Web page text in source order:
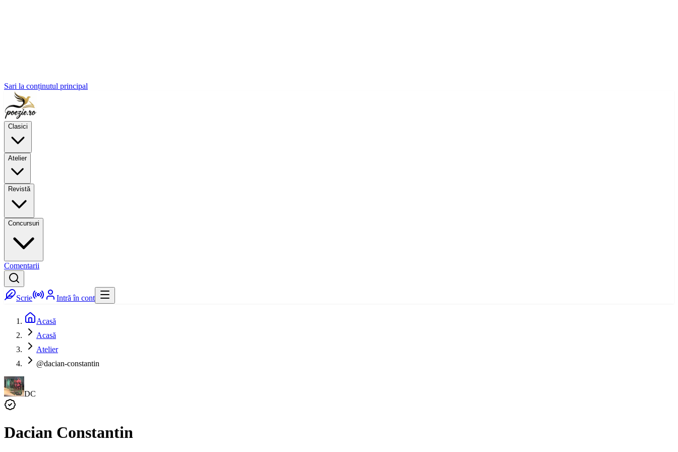
Sari la conținutul principal
Clasici
Atelier
Revistă
Concursuri
Comentarii
Scrie Intră în cont
Acasă
Acasă
Atelier
@dacian-constantin
DC
Dacian Constantin